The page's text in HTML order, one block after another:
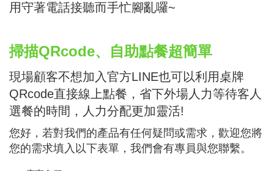
用守著電話接聽而手忙腳亂囉~
掃描QRcode、自助點餐超簡單
現場顧客不想加入官方LINE也可以利用桌牌
QRcode直接線上點餐，省下外場人力等待客人
選餐的時間，人力分配更加靈活!
您好，若對我們的產品有任何疑問或需求，歡迎您將
您的需求填入以下表單，我們會有專員與您聯繫。